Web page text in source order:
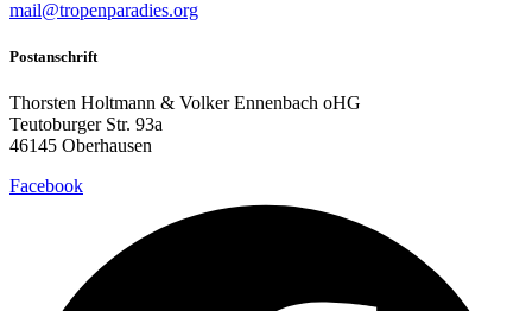
mail@tropenparadies.org
Postanschrift
Thorsten Holtmann & Volker Ennenbach oHG
Teutoburger Str. 93a
46145 Oberhausen
Facebook